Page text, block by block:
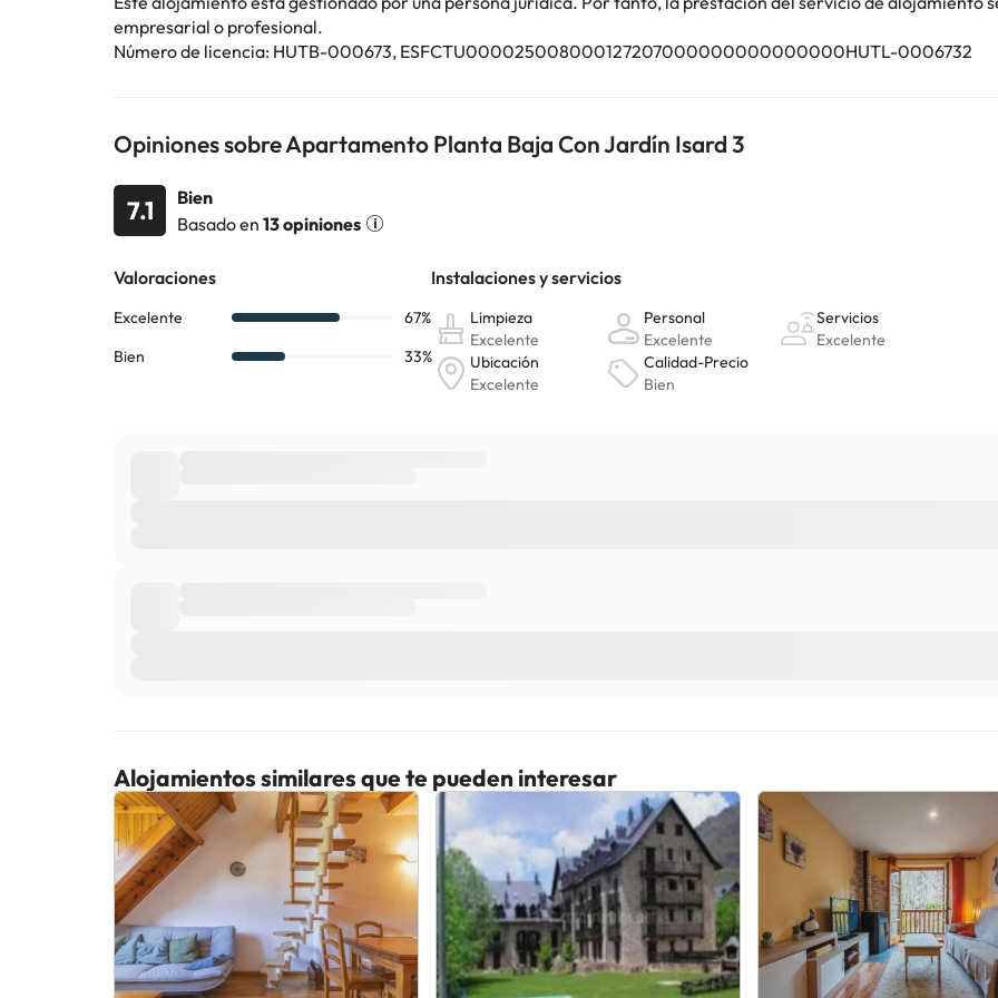
empresarial o profesional.
Número de licencia: HUTB-000673, ESFCTU000025008000127207000000000000000HUTL-0006732
Opiniones sobre Apartamento Planta Baja Con Jardín Isard 3
7.1
Bien
Basado en 13 opiniones
Alojamientos similares que te pueden interesar